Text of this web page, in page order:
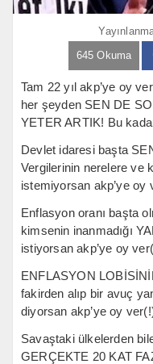
645 Okuma
Tam 22 yıl akp’ye oy
her şeyden SEN DE
YETER ARTIK! Bu
Devlet idaresi başta
Vergilerinin nerelere ve
istemiyorsan akp’ye oy
Enflasyon oranı başta
kimsenin inanmadığı
istiyorsan akp’ye oy
ENFLASYON
fakirden alıp bir avuç
diyorsan akp’ye oy
Savaştaki ülkelerden
GERÇEKTE 20 KAT